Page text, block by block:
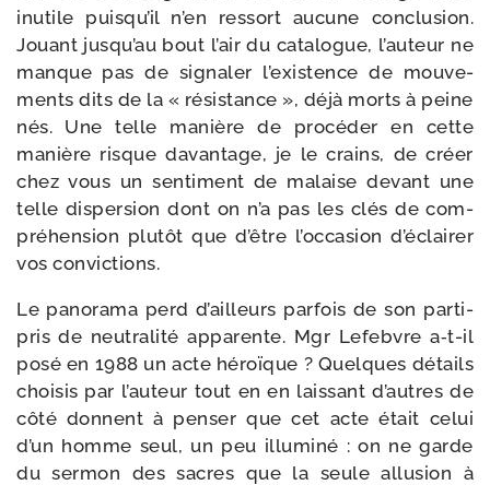
inutile puisqu’il n’en res­sort aucune conclu­sion.
Jouant jusqu’au bout l’air du cata­logue, l’auteur ne
manque pas de signa­ler l’existence de mou­ve­
ments dits de la « résis­tance », déjà morts à peine
nés. Une telle manière de pro­cé­der en cette
manière risque davan­tage, je le crains, de créer
chez vous un sen­ti­ment de malaise devant une
telle dis­per­sion dont on n’a pas les clés de com­
pré­hen­sion plu­tôt que d’être l’occasion d’éclairer
vos convictions.
Le pano­ra­ma perd d’ailleurs par­fois de son parti-​
pris de neu­tra­li­té appa­rente. Mgr Lefebvre a‑t-​il
posé en 1988 un acte héroïque ? Quelques détails
choi­sis par l’auteur tout en en lais­sant d’autres de
côté donnent à pen­ser que cet acte était celui
d’un homme seul, un peu illu­mi­né : on ne garde
du ser­mon des sacres que la seule allu­sion à